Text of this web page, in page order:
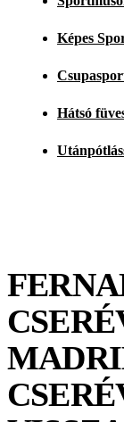
Képes
Hátsó